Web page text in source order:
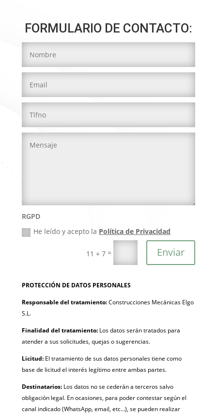
FORMULARIO DE CONTACTO:
RGPD
He leído y acepto la Política de Privacidad
11 + 7 = Enviar
PROTECCIÓN DE DATOS PERSONALES
Responsable del tratamiento:Construcciones Mecánicas Elgo
S.L.
Finalidad del tratamiento:Los datos serán tratados para
atender a sus solicitudes, quejas o sugerencias.
Licitud:El tratamiento de sus datos personales tiene como
base de licitud el interés legítimo entre ambas partes.
Destinatarios:Los datos no se cederán a terceros salvo
obligación legal. En ocasiones, para poder contestar según el
canal indicado (WhatsApp, email, etc…), se pueden realizar